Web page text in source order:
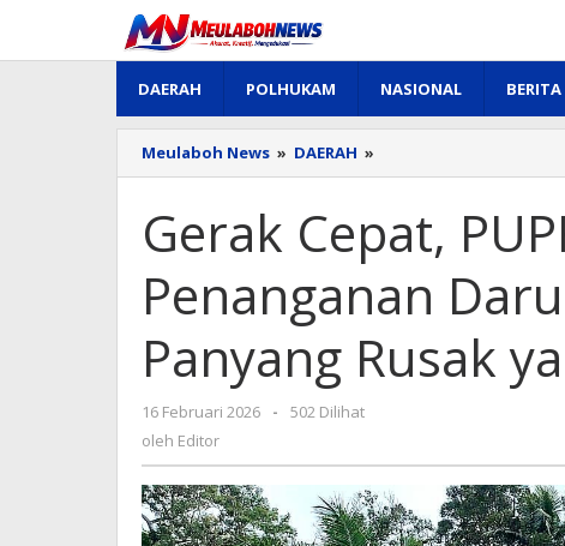
konten
DAERAH POLHUKAM NASIONAL
Meulaboh News » DAERAH »
Cepat,
Aceh
Barat
Lakukan
Penanganan
Darurat
Gunong
Panyang
Banjir
Gerak Cepat,
Penanganan
Panyang Rusak
16 Februari 2026
oleh
-
502 Dilihat
oleh Editor